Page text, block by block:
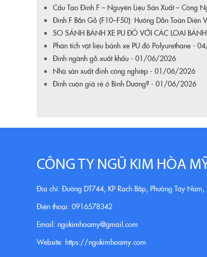
Cấu Tạo Đinh F – Nguyên Liệu Sản Xuất – Công
Đinh F Bắn Gỗ (F10–F50): Hướng Dẫn Toàn
SO SÁNH BÁNH XE PU ĐỎ VỚI CÁC LOẠI
Phân tích vật liệu bánh xe PU đỏ Polyurethane -
Đinh ngành gỗ xuất khẩu - 01/06/2026
Nhà sản xuất đinh công nghiệp - 01/06/2026
Đinh cuộn giá rẻ ở Bình Dương? - 01/06/2026
CÔNG TY NGŨ KIM HÒA
Địa chỉ: Đường DT744, KP Rạch Bắp, Phường Tây Nam,
Điện thoại: 0916578342
Email: ngukimhoamy@gmail.com
Website: https://ngukimhoamy.com